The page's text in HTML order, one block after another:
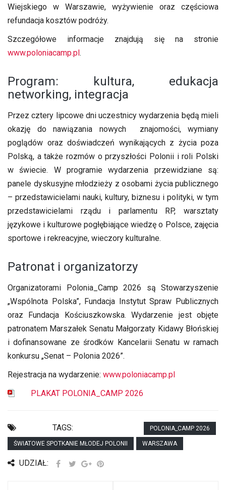
Wiejskiego w Warszawie, wyżywienie oraz częściowa
refundacja kosztów podróży.
Szczegółowe informacje znajdują się na stronie
www.poloniacamp.pl.
Program: kultura, edukacja
networking, integracja
Przez cztery lipcowe dni uczestnicy wydarzenia będą mieli
okazję do nawiązania nowych znajomości, wymiany
poglądów oraz doświadczeń wynikających z życia poza
Polską, a także rozmów o przyszłości Polonii i roli Polski
w świecie. W programie wydarzenia przewidziane są:
panele dyskusyjne młodzieży z osobami życia publicznego
– przedstawicielami nauki, kultury, biznesu i polityki, w tym
przedstawicielami rządu i parlamentu RP, warsztaty
językowe i kulturowe pogłębiające wiedzę o Polsce, zajęcia
sportowe i rekreacyjne, wieczory kulturalne.
Patronat i organizatorzy
Organizatorami Polonia_Camp 2026 są Stowarzyszenie
„Wspólnota Polska”, Fundacja Instytut Spraw Publicznych
oraz Fundacja Kościuszkowska. Wydarzenie jest objęte
patronatem Marszałek Senatu Małgorzaty Kidawy Błońskiej
i dofinansowane ze środków Kancelarii Senatu w ramach
konkursu „Senat – Polonia 2026”.
Rejestracja na wydarzenie: www.poloniacamp.pl
PLAKAT POLONIA_CAMP 2026
TAGS: POLONIA_CAMP 2026
ŚWIATOWE SPOTKANIE MŁODEJ POLONII WARSZAWA
UDZIAŁ: